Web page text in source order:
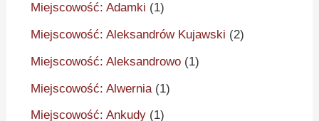
Miejscowość: Adamki (1)
Miejscowość: Aleksandrów Kujawski (2)
Miejscowość: Aleksandrowo (1)
Miejscowość: Alwernia (1)
Miejscowość: Ankudy (1)